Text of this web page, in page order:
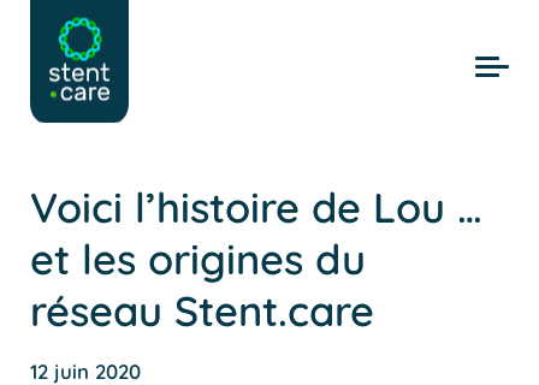
Skip to main content
Voici l’histoire de Lou …
et les origines du
réseau Stent.care
12 juin 2020